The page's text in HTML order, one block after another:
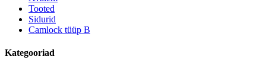
Tooted
Sidurid
Camlock tüüp B
Kategooriad